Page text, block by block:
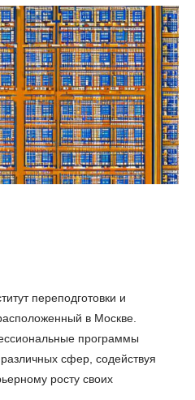
переподготовки и
в Москве.
программы
сфер, содействуя
росту своих